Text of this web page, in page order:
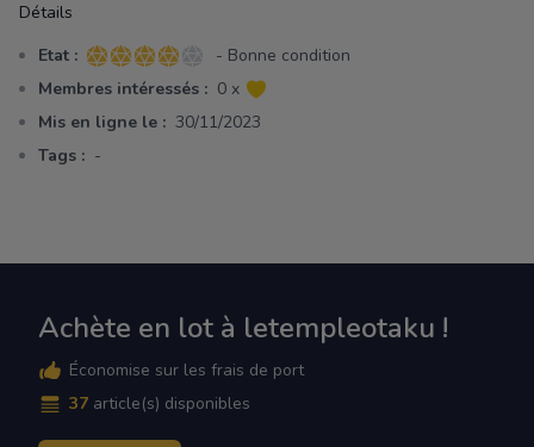
Détails
Etat : 4 sur 5 étoiles
- Bonne condition
Membres intéressés : 0 x
Mis en ligne le : 30/11/2023
Tags : -
Achète en lot à letempleotaku !
Économise sur les frais de port
37 article(s) disponibles